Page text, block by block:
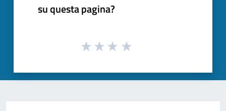
su questa pagina?